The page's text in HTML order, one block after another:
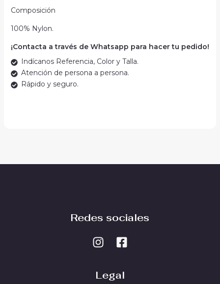
Composición
100% Nylon.
¡Contacta a través de Whatsapp para hacer tu pedido!
Indícanos Referencia, Color y Talla.
Atención de persona a persona.
Rápido y seguro.
Redes sociales
Legal